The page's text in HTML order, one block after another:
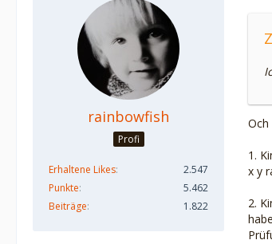
rainbowfish
Profi
Erhaltene Likes
2.547
Punkte
5.462
Beiträge
1.822
Och
1.
x y
2.